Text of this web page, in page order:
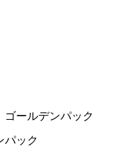
ゴールデンパック
パック